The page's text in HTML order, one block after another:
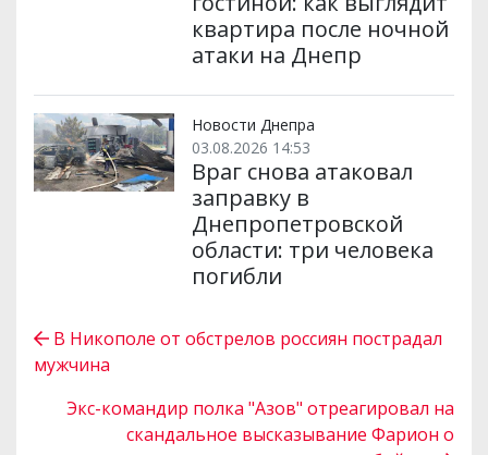
квартира после ночной
атаки на Днепр
Новости Днепра
03.08.2026 14:53
Враг снова атаковал
заправку в
Днепропетровской
области: три человека
погибли
В Никополе от обстрелов россиян пострадал
мужчина
Экс-командир полка "Азов" отреагировал на
скандальное высказывание Фарион о